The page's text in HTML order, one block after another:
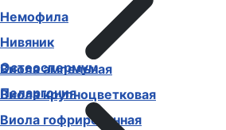
Виола ампельная
Виола крупноцветковая
Виола гофрированная
Немофила
Нивяник
Остеоспермум
Пеларгония